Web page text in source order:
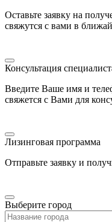
Оставьте заявку на
свяжутся с вами в
Консультация
Введите Ваше имя и
свяжется с Вами для
Лизинговая программа
Отправьте заявку и
Выберите город